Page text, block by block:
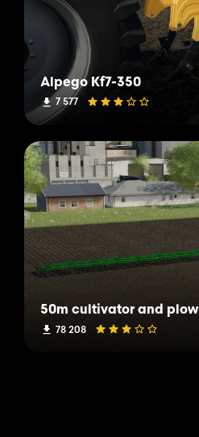
Alpego Kf7-350
7 577
50m cultivator and plow
78 208